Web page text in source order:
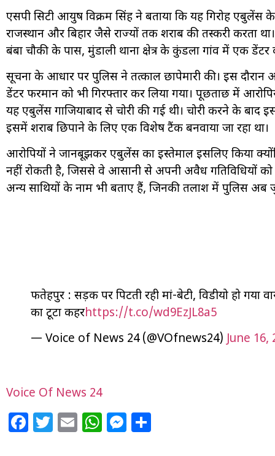
एसपी सिटी आयुष विक्रम सिंह ने बताया कि यह गिरोह एंबुलेंस
राजस्थान और बिहार जैसे राज्यों तक शराब की तस्करी करता
बंबा चौकी के पास, मुंडाली थाना क्षेत्र के कुंडला गांव में एक
सूचना के आधार पर पुलिस ने तत्काल छापेमारी की। इस दौरान
डेंटर फरमान को भी गिरफ्तार कर लिया गया। पूछताछ में
यह एंबुलेंस गाजियाबाद से चोरी की गई थी। चोरी करने के
इसमें शराब छिपाने के लिए एक विशेष टैंक बनवाया जा रहा था।
आरोपियों ने जानबूझकर एंबुलेंस का इस्तेमाल इसलिए किया
नहीं रोकती है, जिससे वे आसानी से अपनी अवैध गतिविधियों
अन्य साथियों के नाम भी बताए हैं, जिनकी तलाश में पुलिस अब
फतेहपुर : सड़क पर पिटती रही मां-बेटी, विडीयो हो गया
का टूटा कहरhttps://t.co/wd9EzJL8a5
— Voice of News 24 (@VOfnews24) June 16,
Voice Of News 24
Facebook
Twitter
EmailWhatsApp
Messenger